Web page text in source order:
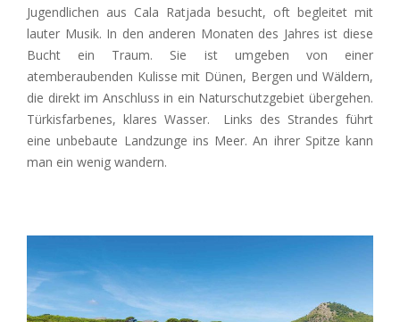
Jugendlichen aus Cala Ratjada besucht, oft begleitet mit
lauter Musik. In den anderen Monaten des Jahres ist diese
Bucht ein Traum. Sie ist umgeben von einer
atemberaubenden Kulisse mit Dünen, Bergen und Wäldern,
die direkt im Anschluss in ein Naturschutzgebiet übergehen.
Türkisfarbenes, klares Wasser. Links des Strandes führt
eine unbebaute Landzunge ins Meer. An ihrer Spitze kann
man ein wenig wandern.